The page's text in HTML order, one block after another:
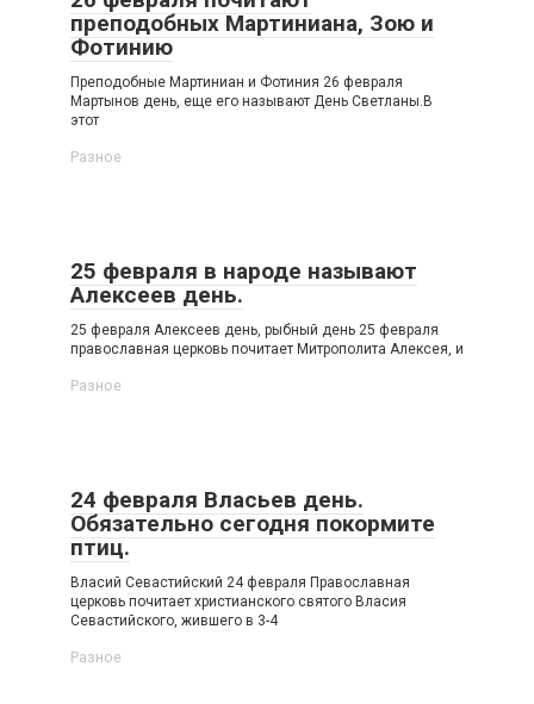
преподобных Мартиниана, Зою и
Фотинию
Преподобные Мартиниан и Фотиния 26 февраля
Мартынов день, еще его называют День Светланы.В
этот
Разное
25 февраля в народе называют
Алексеев день.
25 февраля Алексеев день, рыбный день 25 февраля
православная церковь почитает Митрополита Алексея, и
Разное
24 февраля Власьев день.
Обязательно сегодня покормите
птиц.
Власий Севастийский 24 февраля Православная
церковь почитает христианского святого Власия
Севастийского, жившего в 3-4
Разное